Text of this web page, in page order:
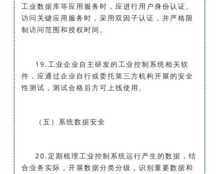
工业数据库等应用服务时，应进行用户身份认证。
访问关键应用服务时，采用双因子认证，并严格限
制访问范围和授权时间。
19.工业企业自主研发的工业控制系统相关软
件，应通过企业自行或委托第三方机构开展的安全
性测试，测试合格后方可上线使用。
（五）系统数据安全
20.定期梳理工业控制系统运行产生的数据，结
合业务实际，开展数据分类分级，识别重要数据和